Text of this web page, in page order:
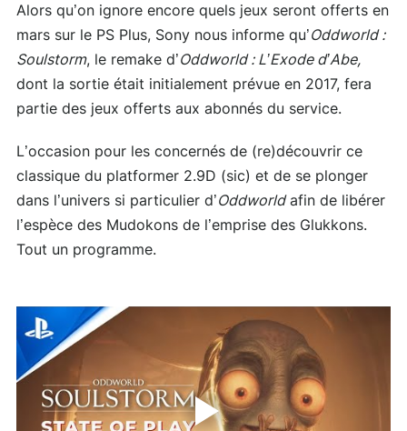
Alors qu’on ignore encore quels jeux seront offerts en
mars sur le PS Plus, Sony nous informe qu’Oddworld :
Soulstorm, le remake d’Oddworld : L’Exode d’Abe,
dont la sortie était initialement prévue en 2017, fera
partie des jeux offerts aux abonnés du service.
L’occasion pour les concernés de (re)découvrir ce
classique du platformer 2.9D (sic) et de se plonger
dans l’univers si particulier d’Oddworldafin de libérer
l’espèce des Mudokons de l’emprise des Glukkons.
Tout un programme.